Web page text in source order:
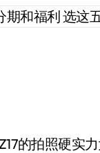
的拍照硬实